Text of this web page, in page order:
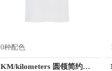
0种配色
KM/kilometers 圆领简约短袖T恤 M2X2108073